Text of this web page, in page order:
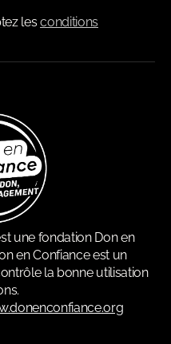
lesconditions
une fondation Don en
en Confiance est un
la bonne utilisation